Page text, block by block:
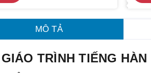
MÔ TẢ
TRÌNH TIẾNG